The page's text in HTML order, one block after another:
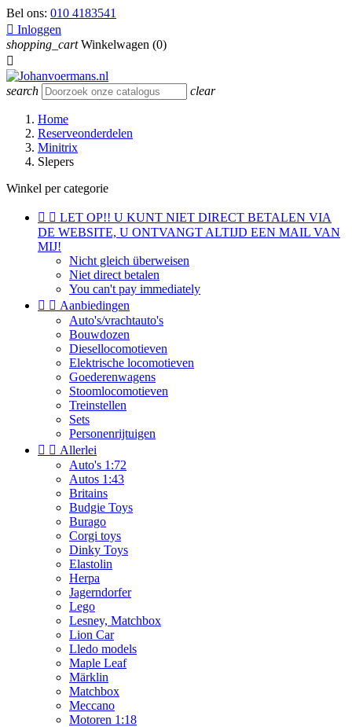
Bel ons: 010 4183541
 Inloggen
shopping_cart Winkelwagen (0)

search clear
Home
Reserveonderdelen
Minitrix
Slepers
Winkel per categorie
  LET OP!! U KUNT NIET DIRECT BETALEN VIA
DE WEBSITE, U ONTVANGT ALTIJD EEN MAIL VAN
MIJ!
Nicht gleich überweisen
Niet direct betalen
You can't pay immediately
  Aanbiedingen
Auto's/vrachtauto's
Bouwdozen
Diesellocomotieven
Elektrische locomotieven
Goederenwagens
Stoomlocomotieven
Treinstellen
Sets
Personenrijtuigen
  Allerlei
Auto's 1:72
Autos 1:43
Britains
Budgie Toys
Burago
Corgi toys
Dinky Toys
Elastolin
Herpa
Jagerndorfer
Lego
Lesney, Matchbox
Lion Car
Lledo models
Maple Leaf
Märklin
Matchbox
Meccano
Motoren 1:18